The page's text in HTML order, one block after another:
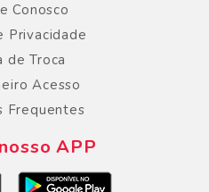
Conosco
Privacidade
de Troca
Acesso
Frequentes
APP